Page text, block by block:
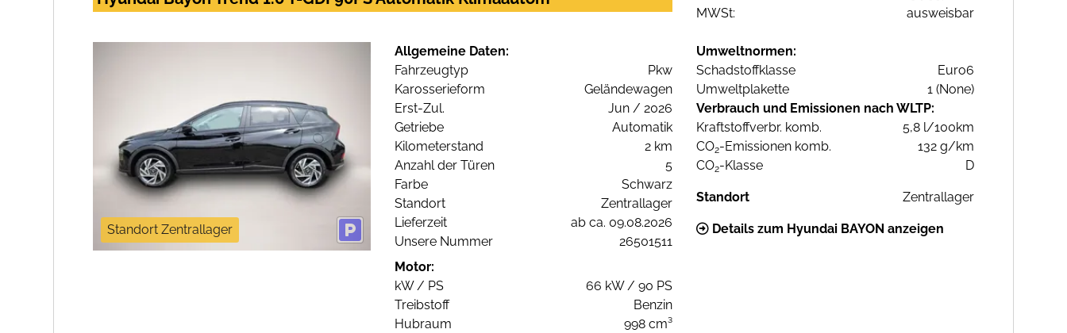
MWSt:
ausweisbar
Standort Zentrallager
Allgemeine Daten:
Fahrzeugtyp
Pkw
Karosserieform
Geländewagen
Erst-Zul.
Jun / 2026
Getriebe
Automatik
Kilometerstand
2 km
Anzahl der Türen
5
Farbe
Schwarz
Standort
Zentrallager
Lieferzeit
ab ca. 09.08.2026
Unsere Nummer
26501511
Motor:
kW / PS
66 kW / 90 PS
Treibstoff
Benzin
Hubraum
998 cm³
Umweltnormen:
Schadstoffklasse
Euro6
Umweltplakette
1 (None)
Verbrauch und Emissionen nach WLTP:
Kraftstoffverbr. komb.
5,8 l/100km
CO2-Emissionen komb.
132 g/km
CO2-Klasse D
Standort Zentrallager
Details zum Hyundai BAYON anzeigen